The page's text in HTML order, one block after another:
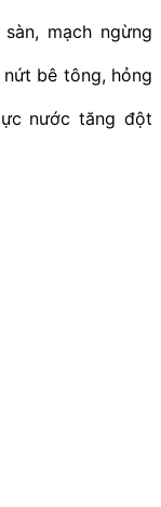
mạch ngừng
bê tông, hỏng
nước tăng đột